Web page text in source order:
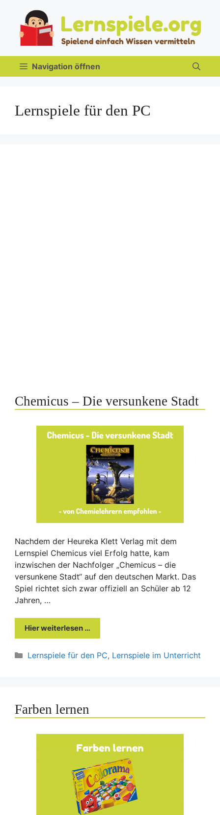
springen
Navigation öffnen
Lernspiele für den PC
Chemicus – Die versunkene Stadt
Nachdem der Heureka Klett Verlag mit dem
Lernspiel Chemicus viel Erfolg hatte, kam
inzwischen der Nachfolger „Chemicus – die
versunkene Stadt“ auf den deutschen Markt. Das
Spiel richtet sich zwar offiziell an Schüler ab 12
Jahren, …
Hier weiterlesen …
Kategorien
Lernspiele für den PC, Lernspiele im Unterricht
Farben lernen